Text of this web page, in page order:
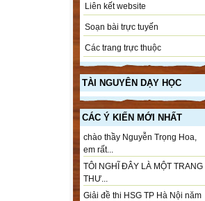
Liên kết website
Soạn bài trực tuyến
Các trang trực thuộc
TÀI NGUYÊN DẠY HỌC
CÁC Ý KIẾN MỚI NHẤT
chào thầy Nguyễn Trọng Hoa,
em rất...
TÔI NGHĨ ĐÂY LÀ MỘT TRANG
THƯ...
Giải đề thi HSG TP Hà Nội năm